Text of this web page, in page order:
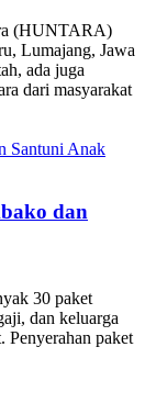
(HUNTARA)
Lumajang, Jawa
ada juga
dari masyarakat
dan
30 paket
dan keluarga
Penyerahan paket